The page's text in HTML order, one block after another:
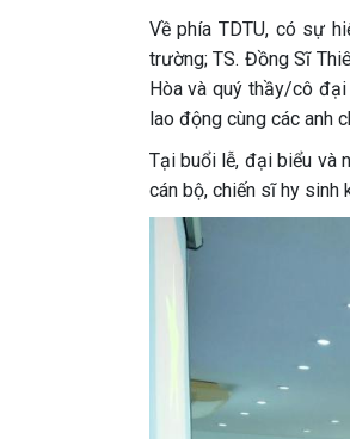
Về phía TDTU, có sự
trường; TS. Đồng Sĩ
Hòa và quý thầy/cô
lao động cùng các anh
Tại buổi lễ, đại biểu và
cán bộ, chiến sĩ hy sinh